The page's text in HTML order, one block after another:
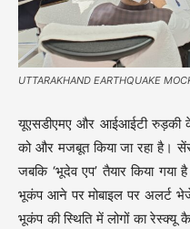
UTTARAKHAND EARTHQUAKE
यूएसडीएमए और आईआईटी रुड़की
को और मजबूत किया जा रहा है।
जबकि ‘भूदेव एप’ तैयार किया
भूकंप आने पर मोबाइल पर अलर्ट
भूकंप की स्थिति में लोगों का रेस्क्यू